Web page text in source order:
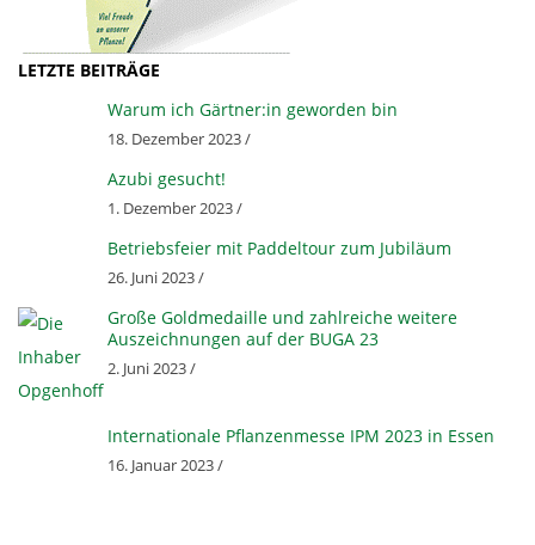
H
G
B
LETZTE BEITRÄGE
Warum ich Gärtner:in geworden bin
18. Dezember 2023 /
Azubi gesucht!
1. Dezember 2023 /
Betriebsfeier mit Paddeltour zum Jubiläum
26. Juni 2023 /
Große Goldmedaille und zahlreiche weitere
Auszeichnungen auf der BUGA 23
2. Juni 2023 /
Internationale Pflanzenmesse IPM 2023 in Essen
16. Januar 2023 /